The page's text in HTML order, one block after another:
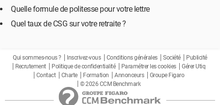
Quelle formule de politesse pour votre lettre
Quel taux de CSG sur votre retraite ?
Qui sommes-nous ? Inscrivez-vous Conditions générales Société
Publicité
Recrutement
Politique de confidentialité Paramétrer les cookies
Gérer Utiq
Contact
Charte Formation Annonceurs
Groupe Figaro
© 2026 CCM Benchmark